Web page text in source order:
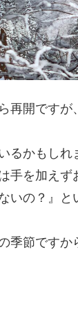
再開です
るかもし
手を加えず
いの？』
季節ですか